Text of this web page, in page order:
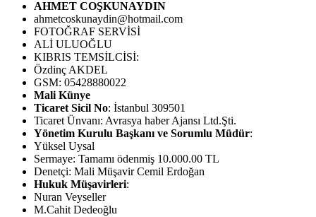
AHMET COŞKUNAYDIN
ahmetcoskunaydin@hotmail.com
FOTOĞRAF SERVİSİ
ALİ ULUOĞLU
KIBRIS TEMSİLCİSİ:
Özdinç AKDEL
GSM: 05428880022
Mali Künye
Ticaret Sicil No: İstanbul 309501
Ticaret Ünvanı: Avrasya haber Ajansı Ltd.Şti.
Yönetim Kurulu Başkanı ve Sorumlu Müdür:
Yüksel Uysal
Sermaye: Tamamı ödenmiş 10.000.00 TL
Denetçi: Mali Müşavir Cemil Erdoğan
Hukuk Müşavirleri:
Nuran Veyseller
M.Cahit Dedeoğlu